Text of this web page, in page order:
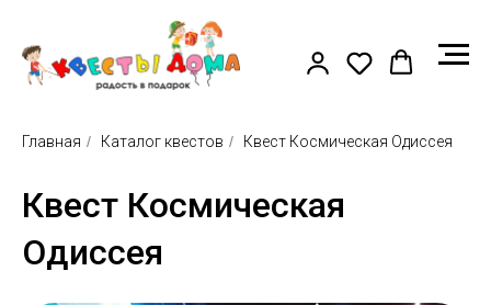
Главная / Каталог квестов / Квест Космическая Одиссея
Квест Космическая
Одиссея